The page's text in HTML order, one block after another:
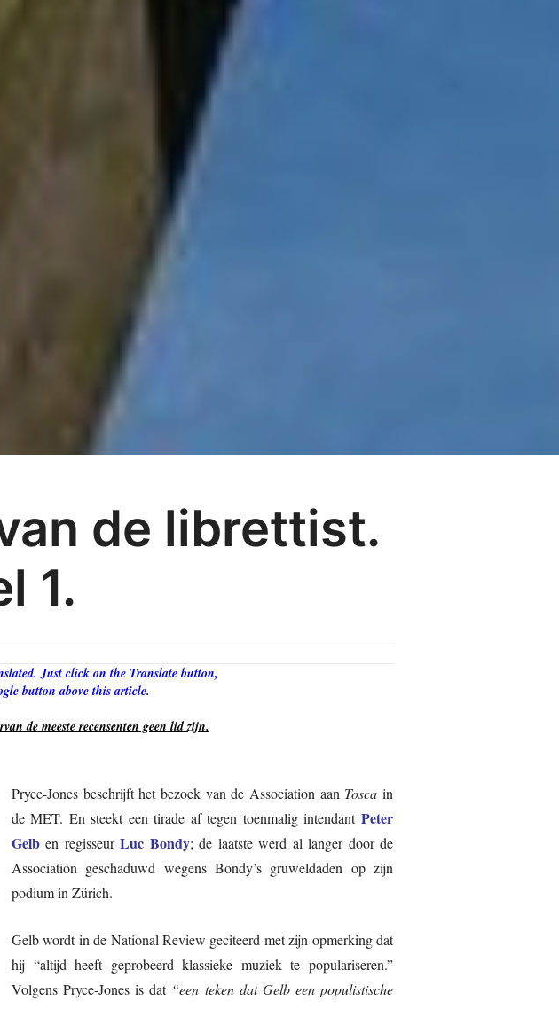
de librettist.
1.
Just click on the Translate button,
button above this article.
de meeste recensenten geen lid zijn.
Pryce-Jones beschrijft het bezoek van de Association aan Tosca in
de MET. En steekt een tirade af tegen toenmalig intendant Peter
Gelben regisseurLuc Bondy; de laatste werd al langer door de
Association geschaduwd wegens Bondy’s gruweldaden op zijn
podium in Zürich.
Gelb wordt in de National Review geciteerd met zijn opmerking dat
hij “altijd heeft geprobeerd klassieke muziek te populariseren.”
Volgens Pryce-Jones is dat “een teken dat Gelb een populistische